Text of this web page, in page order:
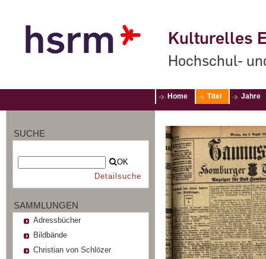
Kulturelles
Hochschul-
Home Titel Jahre
SUCHE
OK
Detailsuche
SAMMLUNGEN
Adressbücher
Bildbände
Christian von Schlözer